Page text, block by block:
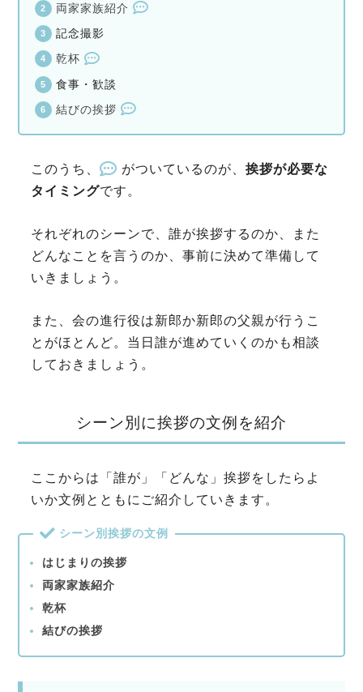
両家家族紹介
記念撮影
乾杯
食事・歓談
結びの挨拶
このうち、 がついているのが、挨拶が必要な
タイミングです。
それぞれのシーンで、誰が挨拶するのか、また
どんなことを言うのか、事前に決めて準備して
いきましょう。
また、会の進行役は新郎か新郎の父親が行うこ
とがほとんど。当日誰が進めていくのかも相談
しておきましょう。
シーン別に挨拶の文例を紹介
ここからは「誰が」「どんな」挨拶をしたらよ
いか文例とともにご紹介していきます。
シーン別挨拶の文例
はじまりの挨拶
両家家族紹介
乾杯
結びの挨拶